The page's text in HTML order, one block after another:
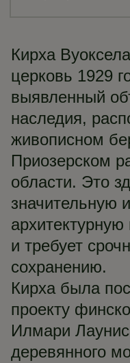
​Кирха
церковь 1929
выявленный
наследия,
живописном
Приозерском
области. Это
значительную
и требует
сохранению.
Кирха была
проекту
Илмари
деревянного